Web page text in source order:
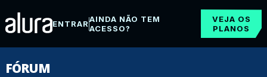
ENTRARAINDA NÃO TEM
ACESSO?
VEJA OS
PLANOS
FÓRUM